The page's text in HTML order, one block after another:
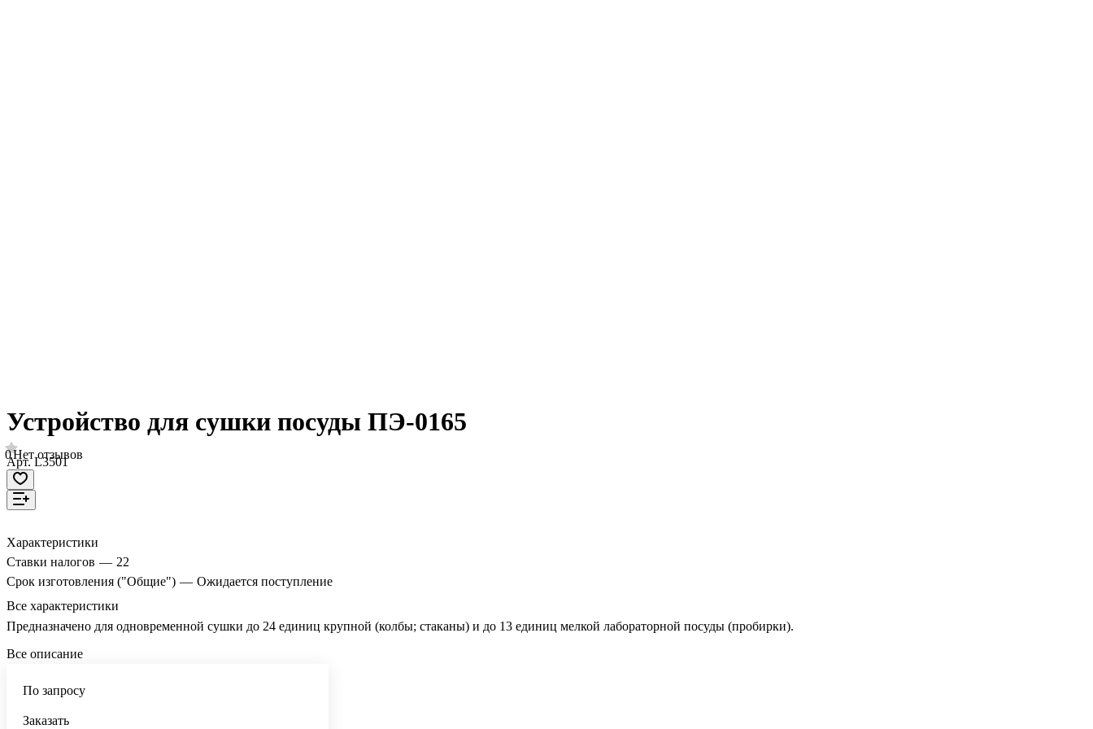
Устройство для сушки посуды ПЭ-0165
0Нет отзывов
Арт.L3501
Характеристики
Ставки налогов — 22
Срок изготовления ("Общие") — Ожидается поступление
Все характеристики
Предназначено для одновременной сушки до 24 единиц крупной (колбы; стаканы) и до 13 единиц мелкой лабораторной посуды (пробирки).
Все описание
По запросу
Заказать